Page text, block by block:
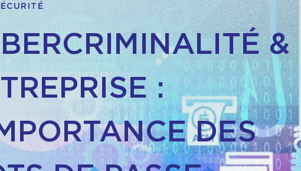
&
:
DES